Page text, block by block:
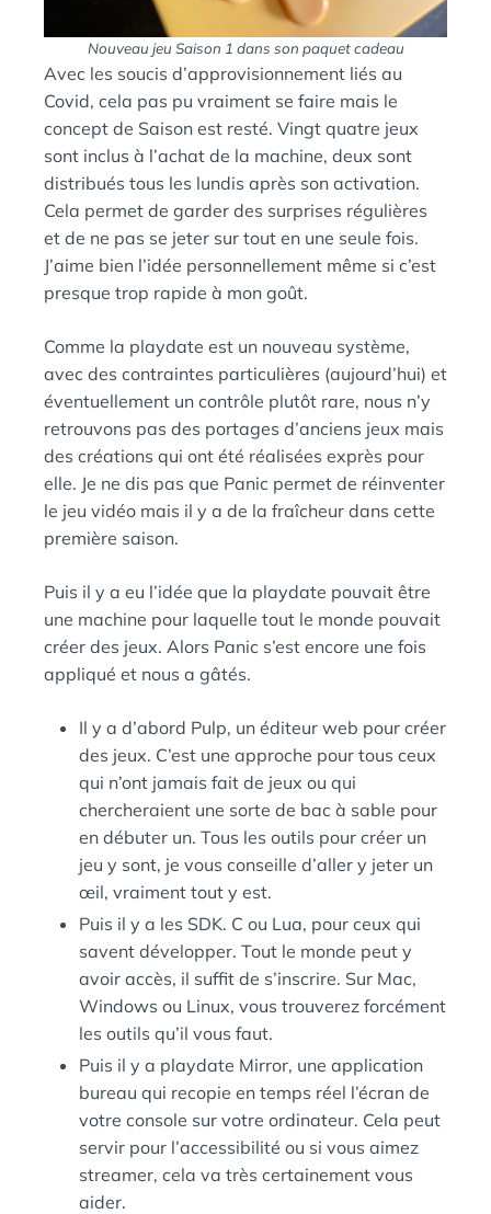
Nouveau jeu Saison 1 dans son paquet cadeau
Avec les soucis d’approvisionnement liés au
Covid, cela pas pu vraiment se faire mais le
concept de Saison est resté. Vingt quatre jeux
sont inclus à l’achat de la machine, deux sont
distribués tous les lundis après son activation.
Cela permet de garder des surprises régulières
et de ne pas se jeter sur tout en une seule fois.
J’aime bien l’idée personnellement même si c’est
presque trop rapide à mon goût.
Comme la playdate est un nouveau système,
avec des contraintes particulières (aujourd’hui) et
éventuellement un contrôle plutôt rare, nous n’y
retrouvons pas des portages d’anciens jeux mais
des créations qui ont été réalisées exprès pour
elle. Je ne dis pas que Panic permet de réinventer
le jeu vidéo mais il y a de la fraîcheur dans cette
première saison.
Puis il y a eu l’idée que la playdate pouvait être
une machine pour laquelle tout le monde pouvait
créer des jeux. Alors Panic s’est encore une fois
appliqué et nous a gâtés.
Il y a d’abord Pulp, un éditeur web pour créer
des jeux. C’est une approche pour tous ceux
qui n’ont jamais fait de jeux ou qui
chercheraient une sorte de bac à sable pour
en débuter un. Tous les outils pour créer un
jeu y sont, je vous conseille d’aller y jeter un
œil, vraiment tout y est.
Puis il y a les SDK. C ou Lua, pour ceux qui
savent développer. Tout le monde peut y
avoir accès, il suffit de s’inscrire. Sur Mac,
Windows ou Linux, vous trouverez forcément
les outils qu’il vous faut.
Puis il y a playdate Mirror, une application
bureau qui recopie en temps réel l’écran de
votre console sur votre ordinateur. Cela peut
servir pour l’accessibilité ou si vous aimez
streamer, cela va très certainement vous
aider.